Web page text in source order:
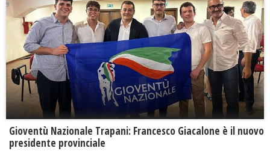
Gioventù Nazionale Trapani: Francesco Giacalone è il nuovo
presidente provinciale